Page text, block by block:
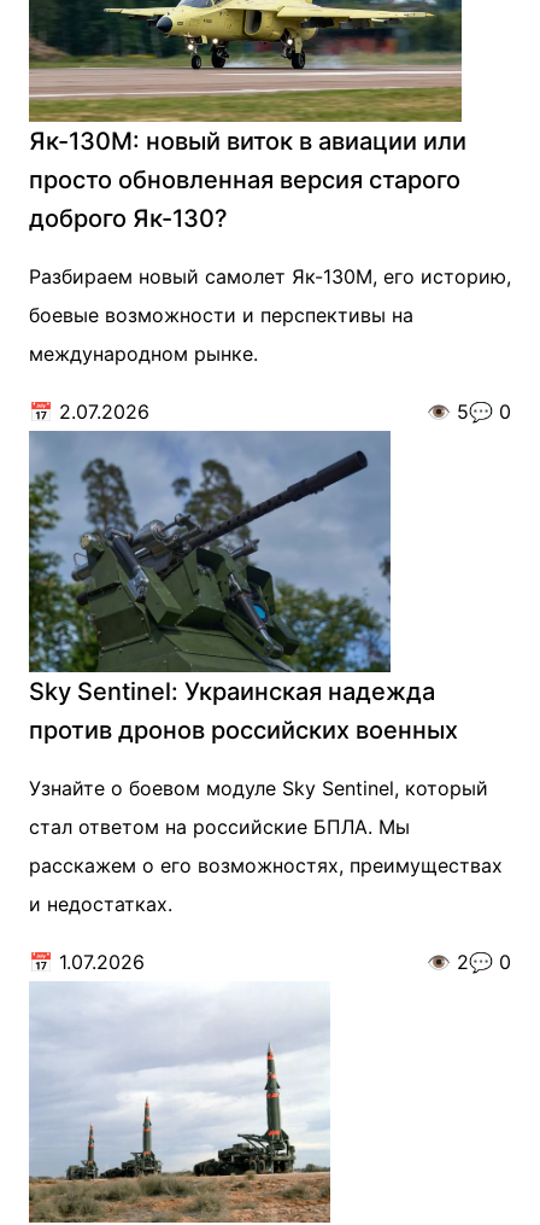
Як-130М: новый виток в авиации или
просто обновленная версия старого
доброго Як-130?
Разбираем новый самолет Як-130М, его историю,
боевые возможности и перспективы на
международном рынке.
📅 2.07.2026 👁️ 5💬 0
Sky Sentinel: Украинская надежда
против дронов российских военных
Узнайте о боевом модуле Sky Sentinel, который
стал ответом на российские БПЛА. Мы
расскажем о его возможностях, преимуществах
и недостатках.
📅 1.07.2026 👁️ 2💬 0